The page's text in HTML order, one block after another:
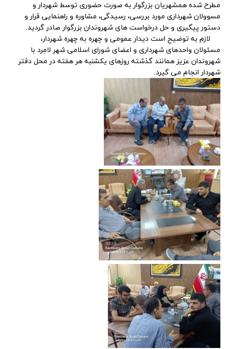
مطرح شده همشهریان بزرگوار به صورت حضوری توسط شهردار و
مسوولان شهرداری مورد بررسی، رسیدگی، مشاوره و راهنمایی قرار و
دستور پیگیری و حل درخواست های شهروندان بزرگوار صادر گردید.
لازم به توضیح است دیدار عمومی و چهره به چهره شهردار،
مسئولان واحدهای شهرداری و اعضای شورای اسلامی شهر لامِرد با
شهروندان عزیز همانند گذشته روزهای یکشنبه هر هفته در محل دفتر
شهردار انجام می گیرد.